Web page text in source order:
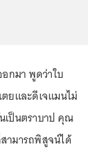
กมา พูดว่าใบ
ยและดีเจแมนไม่
เป็นตราบาป คุณ
ามารถพิสูจน์ได้